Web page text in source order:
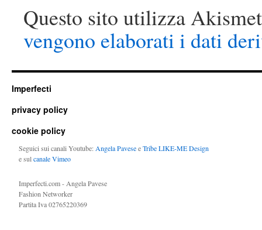
Questo sito utilizza
vengono elaborati i dati
Imperfecti
privacy policy
cookie policy
Seguici sui canali Youtube: Angela PaveseeTribe LIKE-ME Design
e sulcanale Vimeo
Imperfecti.com - Angela Pavese
Fashion Networker
Partita Iva 02765220369